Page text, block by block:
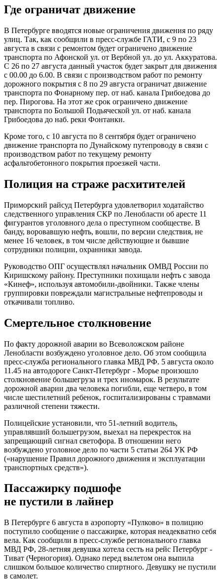
Где ограничат движение
В Петербурге вводятся новые ограничения движения по ряду
улиц. Так, как сообщили в пресс-службе ГАТИ, с 9 по 23
августа в связи с ремонтом будет ограничено движение
транспорта по Афонской ул. от Вербной ул. до ул. Аккуратова.
С 26 по 27 августа данный участок будет закрыт для движения
с 00.00 до 6.00. В связи с производством работ по ремонту
дорожного покрытия с 8 по 29 августа ограничат движение
транспорта по Фонарному пер. от наб. канала Грибоедова до
пер. Пирогова. На этот же срок ограничено движение
транспорта по Большой Подьяческой ул. от наб. канала
Грибоедова до наб. реки Фонтанки.
Кроме того, с 10 августа по 8 сентября будет ограничено
движение транспорта по Дунайскому путепроводу в связи с
производством работ по текущему ремонту
асфальтобетонного покрытия проезжей части.
Полиция на страже расхитителей
Приморский райсуд Петербурга удовлетворил ходатайство
следственного управления СКР по Ленобласти об аресте 11
фигурантов уголовного дела о преступном сообществе. В
банду, воровавшую нефть, вошли, по версии следствия, не
менее 16 человек, в том числе действующие и бывшие
сотрудники полиции, охранники завода.
Руководство ОПГ осуществлял начальник ОМВД России по
Киришскому району. Преступники похищали нефть с завода
«Кинеф», используя автомобили-двойники. Также члены
группировки повреждали магистральные нефтепроводы и
откачивали топливо.
Смертельное столкновение
По факту дорожной аварии во Всеволожском районе
Ленобласти возбуждено уголовное дело. Об этом сообщила
пресс-служба регионального главка МВД РФ. 5 августа около
11.45 на автодороге Санкт-Петербург - Морье произошло
столкновение большегруза и трех иномарок. В результате
дорожной аварии два человека погибли, еще четверо, в том
числе шестилетний ребенок, госпитализированы с травмами
различной степени тяжести.
Полицейские установили, что 51-летний водитель,
управлявший большегрузом, выехал на перекресток на
запрещающий сигнал светофора. В отношении него
возбуждено уголовное дело по части 5 статьи 264 УК РФ
(«нарушение Правил дорожного движения и эксплуатации
транспортных средств»).
Пассажирку подшофе
не пустили в лайнер
В Петербурге 6 августа в аэропорту «Пулково» в полицию
поступило сообщение о пассажирке, которая неадекватно себя
вела. Как сообщили в пресс-службе регионального главка
МВД РФ, 28-летняя девушка хотела сесть на рейс Петербург -
Тиват (Черногория). Однако перед вылетом она выпила
слишком большое количество спиртного. Девушку не пустили
в самолет.